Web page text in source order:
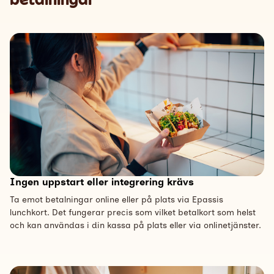
Ingen uppstart eller integrering krävs
Ta emot betalningar online eller på plats via Epassis
lunchkort. Det fungerar precis som vilket betalkort som helst
och kan användas i din kassa på plats eller via onlinetjänster.